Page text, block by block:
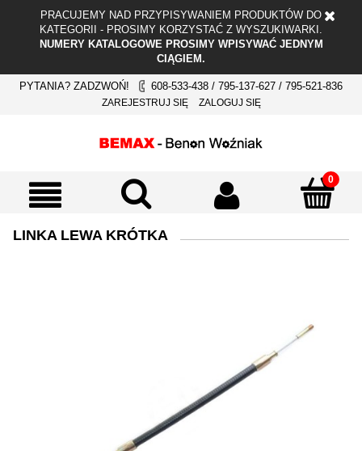
PRACUJEMY NAD PRZYPISYWANIEM PRODUKTÓW DO
KATEGORII - PROSIMY KORZYSTAĆ Z WYSZUKIWARKI.
NUMERY KATALOGOWE PROSIMY WPISYWAĆ JEDNYM
CIĄGIEM.
PYTANIA? ZADZWOŃ! 608-533-438 / 795-137-627 / 795-521-836
ZAREJESTRUJ SIĘ ZALOGUJ SIĘ
LINKA LEWA KRÓTKA